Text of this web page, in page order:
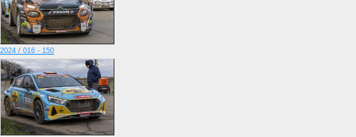
2024 / 016 - 150